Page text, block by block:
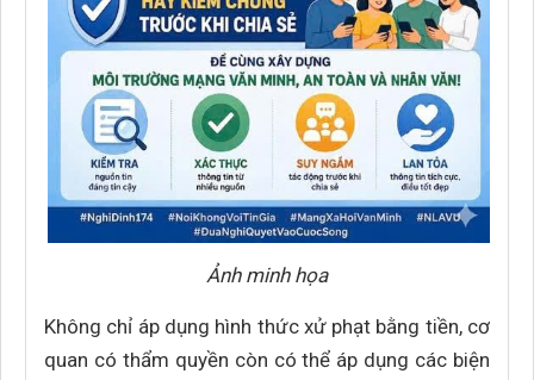
Ảnh minh họa
Không chỉ áp dụng hình thức xử phạt bằng tiền, cơ
quan có thẩm quyền còn có thể áp dụng các biện